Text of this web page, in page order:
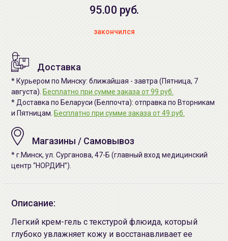
95.00 руб.
закончился
Доставка
* Курьером по Минску: ближайшая - завтра (Пятница, 7
августа). Бесплатно при сумме заказа от 99 руб.
* Доставка по Беларуси (Белпочта): отправка по Вторникам
и Пятницам. Бесплатно при сумме заказа от 49 руб.
Магазины / Самовывоз
* г.Минск, ул. Сурганова, 47-Б (главный вход медицинский
центр “НОРДИН”).
Описание:
Легкий крем-гель с текстурой флюида, который
глубоко увлажняет кожу и восстанавливает ее